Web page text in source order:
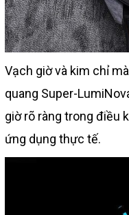
Vạch giờ và kim chỉ
quang Super-
giờ rõ ràng trong điều
ứng dụng thực tế.